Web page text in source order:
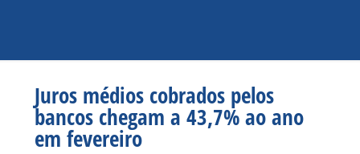
Juros médios cobrados pelos
bancos chegam a 43,7% ao ano
em fevereiro